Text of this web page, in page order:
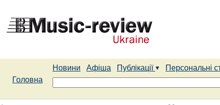
Новини Афіша Публікації
Персональні
Головна